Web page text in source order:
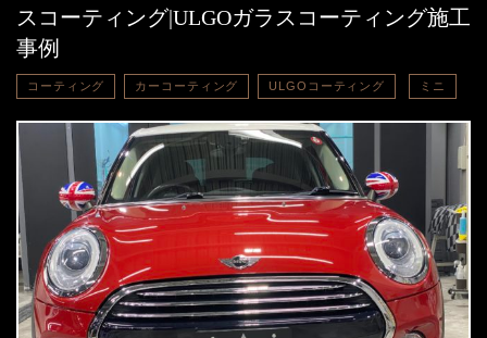
スコーティング|ULGOガラスコーティング施工
事例
コーティング カーコーティング ULGOコーティング ミニ